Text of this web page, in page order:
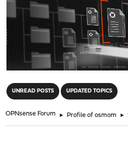
UNREAD POSTS UPDATED TOPICS
OPNsense Forum ► Profile of osmom ►